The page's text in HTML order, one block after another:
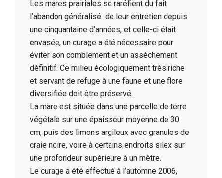
Les mares prairiales se raréfient du fait
l’abandon généralisé de leur entretien depuis
une cinquantaine d’années, et celle-ci était
envasée, un curage a été nécessaire pour
éviter son comblement et un assèchement
définitif. Ce milieu écologiquement très riche
et servant de refuge à une faune et une flore
diversifiée doit être préservé.
La mare est située dans une parcelle de terre
végétale sur une épaisseur moyenne de 30
cm, puis des limons argileux avec granules de
craie noire, voire à certains endroits silex sur
une profondeur supérieure à un mètre.
Le curage a été effectué à l’automne 2006,